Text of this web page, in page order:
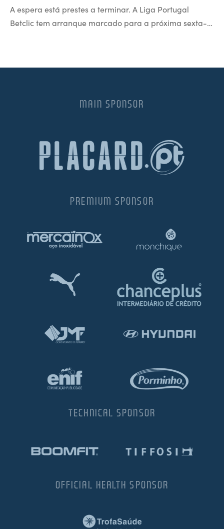
A espera está prestes a terminar. A Liga Portugal
Betclic tem arranque marcado para a próxima sexta-…
MAIN SPONSOR
PREMIUM SPONSOR
TECHNICAL SPONSOR
OFFICIAL HEALTH SPONSOR